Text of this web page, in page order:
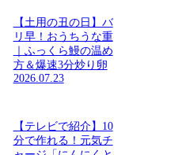
【土用の丑の日】バ
リ早！おうちうな重
｜ふっくら鰻の温め
方＆爆速3分炒り卵
2026.07.23
【テレビで紹介】10
分で作れる！元気チ